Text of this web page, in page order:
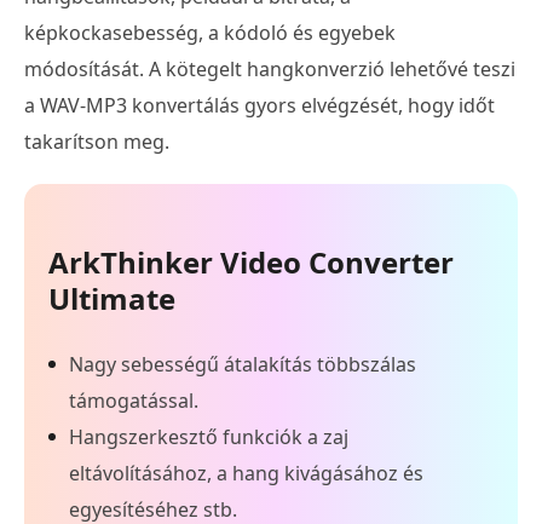
képkockasebesség, a kódoló és egyebek
módosítását. A kötegelt hangkonverzió lehetővé teszi
a WAV-MP3 konvertálás gyors elvégzését, hogy időt
takarítson meg.
ArkThinker Video Converter
Ultimate
Nagy sebességű átalakítás többszálas
támogatással.
Hangszerkesztő funkciók a zaj
eltávolításához, a hang kivágásához és
egyesítéséhez stb.